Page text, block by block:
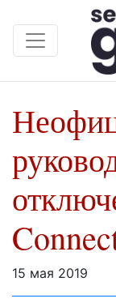
15 мая 2019